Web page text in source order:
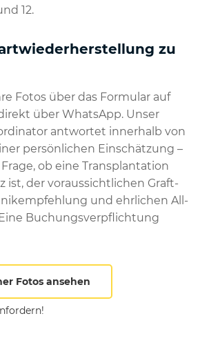
12.
zu
Fotos über das Formular auf
über WhatsApp. Unser
antwortet innerhalb von
persönlichen Einschätzung –
ob eine Transplantation
ist, der voraussichtlichen Graft-
und ehrlichen All-
Buchungsverpflichtung
Fotos ansehen